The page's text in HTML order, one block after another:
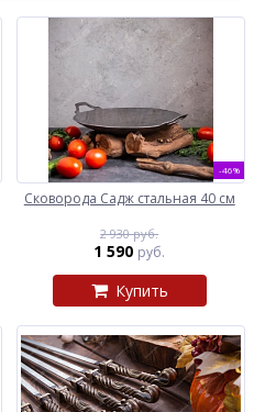
-46%
Сковорода Садж стальная 40 см
2 930 руб.
1 590 руб.
Купить